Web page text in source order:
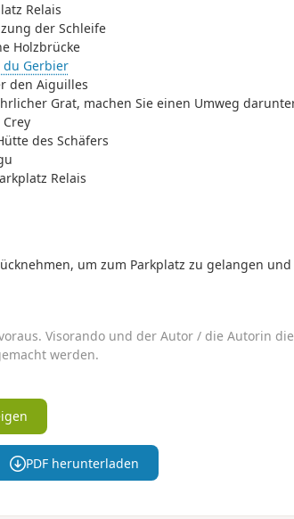
Relais
der Schleife
Holzbrücke
du Gerbier
den Aiguilles
Grat, machen Sie einen Umweg
des Schäfers
Relais
um zum Parkplatz zu gelangen
Visorando und der Autor / die Autorin
werden.
PDF herunterladen